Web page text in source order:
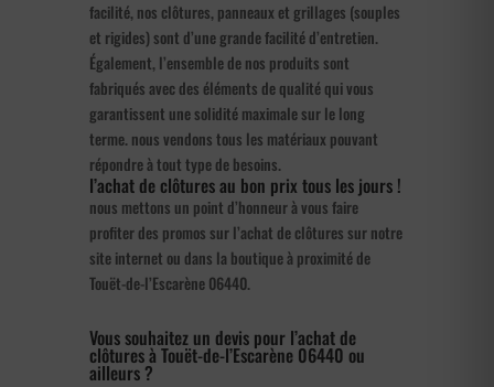
facilité, nos clôtures, panneaux et grillages (souples
et rigides) sont d’une grande facilité d’entretien.
Également, l’ensemble de nos produits sont
fabriqués avec des éléments de qualité qui vous
garantissent une solidité maximale sur le long
terme. nous vendons tous les matériaux pouvant
répondre à tout type de besoins.
l’achat de clôtures au bon prix tous les jours !
nous mettons un point d’honneur à vous faire
profiter des promos sur l’achat de clôtures sur notre
site internet ou dans la boutique à proximité de
Touët-de-l’Escarène 06440.
Vous souhaitez un devis pour l’achat de
clôtures à Touët-de-l’Escarène 06440 ou
ailleurs ?